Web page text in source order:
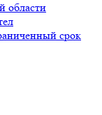
области
срок